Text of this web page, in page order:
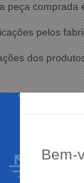
Bem-
peça
pelos
dos